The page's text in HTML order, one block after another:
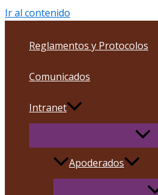
Ir al contenido
Reglamentos y Protocolos
Comunicados
Intranet
Apoderados